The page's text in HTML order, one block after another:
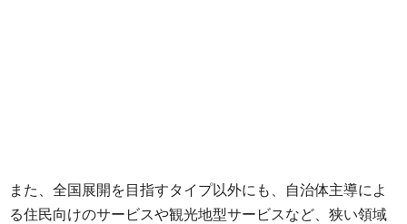
また、全国展開を目指すタイプ以外にも、自治体主導によ
る住民向けのサービスや観光地型サービスなど、狭い領域